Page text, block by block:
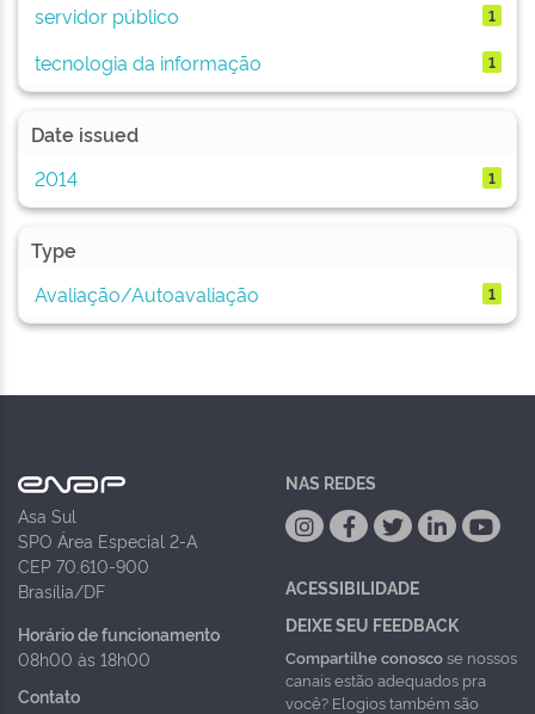
servidor público 1
tecnologia da informação 1
Date issued
2014
1
Type
Avaliação/Autoavaliação
1
Asa Sul
SPO Área Especial 2-A
CEP 70.610-900
Brasília/DF
Horário de funcionamento
08h00 às 18h00
Contato
NAS REDES
ACESSIBILIDADE
DEIXE SEU FEEDBACK
Compartilhe conoscose nossos
canais estão adequados pra
você? Elogios também são